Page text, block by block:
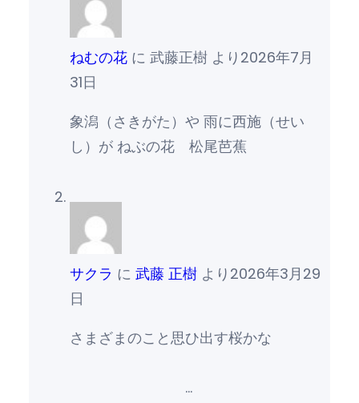
ねむの花に 武藤正樹より 2026年7月
31日
象潟（さきがた）や 雨に西施（せい
し）が ねぶの花 松尾芭蕉
サクラ に 武藤 正樹より 2026年3月29
日
さまざまのこと思ひ出す桜かな
…